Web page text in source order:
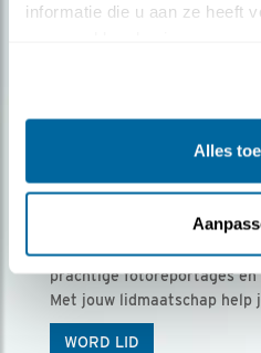
informatie die u aan ze heeft
Alles
Ontvang 5 x Vogels
Vogels is het tijdschrift voor
prachtige fotoreportages
Met jouw lidmaatschap help
WORD LID